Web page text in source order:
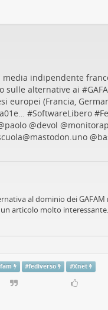
media indipendente
sulle alternative ai #
europei (Francia,
#SoftwareLibero#
paolo @devol @
@
al dominio dei
articolo molto
#fediverso #Xnet